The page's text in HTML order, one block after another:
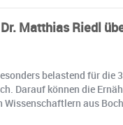
Matthias Riedl
belastend für
Darauf können die
aus